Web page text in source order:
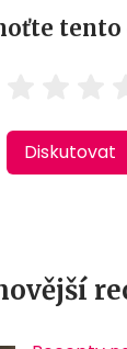
tento
Diskutovat